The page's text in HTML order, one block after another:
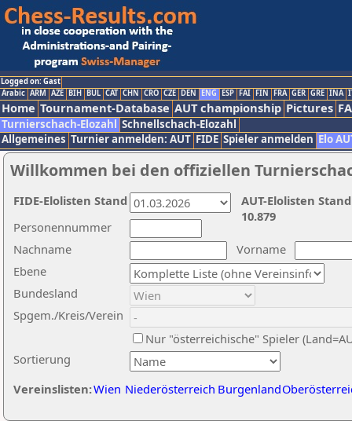
Logged on: Gast
Arabic ARM AZE BIH BUL CAT CHN CRO CZE DEN ENG ESP FAI FIN FRA GER GRE INA
Home Tournament-Database AUT championship Pictures
Turnierschach-Elozahl Schnellschach-Elozahl
Allgemeines Turnier anmelden: AUT FIDE Spieler anmelden Elo
Willkommen bei den offiziellen
Nachname
Vorname
Ebene
Sortierung
Personennummer
Bundesland
Spgem./Kreis/Verein
Nur "österreichische" Spieler
Vereinslisten:Wien Niederösterreich Burgenland
AUT-Elolisten
10.879
FIDE-Elolisten Stand